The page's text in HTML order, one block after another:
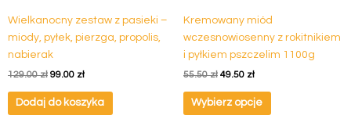
Wielkanocny zestaw z pasieki –
miody, pyłek, pierzga, propolis,
nabierak
129.00zł 99.00 zł
Dodaj do koszyka
Kremowany miód
wczesnowiosenny z rokitnikiem
i pyłkiem pszczelim 1100g
55.50zł 49.50 zł
Wybierz opcje
można
wybrać
na
stronie